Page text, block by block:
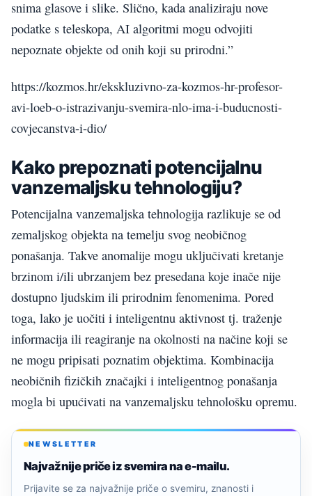
snima glasove i slike. Slično, kada analiziraju nove
podatke s teleskopa, AI algoritmi mogu odvojiti
nepoznate objekte od onih koji su prirodni.”
https://kozmos.hr/ekskluzivno-za-kozmos-hr-profesor-
avi-loeb-o-istrazivanju-svemira-nlo-ima-i-buducnosti-
covjecanstva-i-dio/
Kako prepoznati potencijalnu
vanzemaljsku tehnologiju?
Potencijalna vanzemaljska tehnologija razlikuje se od
zemaljskog objekta na temelju svog neobičnog
ponašanja. Takve anomalije mogu uključivati kretanje
brzinom i/ili ubrzanjem bez presedana koje inače nije
dostupno ljudskim ili prirodnim fenomenima. Pored
toga, lako je uočiti i inteligentnu aktivnost tj. traženje
informacija ili reagiranje na okolnosti na načine koji se
ne mogu pripisati poznatim objektima. Kombinacija
neobičnih fizičkih značajki i inteligentnog ponašanja
mogla bi upućivati na vanzemaljsku tehnološku opremu.
NEWSLETTER
Najvažnije priče iz svemira na e-mailu.
Prijavite se za najvažnije priče o svemiru, znanosti i